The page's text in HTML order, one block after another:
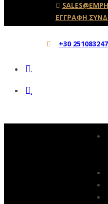
ΕΓΓΡΑΦΗ
+30
.
.